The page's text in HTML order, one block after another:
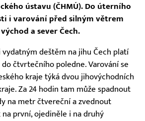
ústavu (ČHMÚ). Do úterního
i varování před silným větrem
a sever Čech.
deštěm na jihu Čech platí
čtvrtečního poledne. Varování se
kraje týká dvou jihovýchodních
Za 24 hodin tam může spadnout
na metr čtvereční a zvednout
první, ojediněle i na druhý